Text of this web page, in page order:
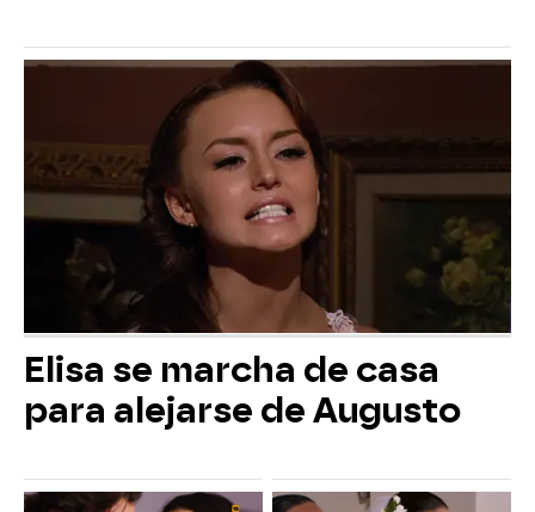
Elisa se marcha de casa
para alejarse de Augusto